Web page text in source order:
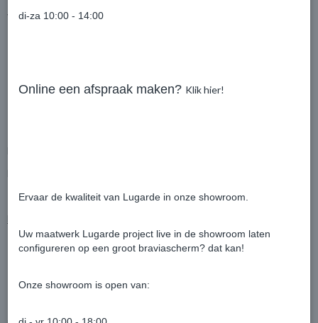
Voordelen inbegrepen in de prijs
Hoogwaardig vurenhout uit het noorden
Andere ramen en/of deuren, keuze uit uitgebreid assortiment
di-za 10:00 - 14:00
Online een afspraak maken? Klik hier!
Ervaar de kwaliteit van Lugarde in onze showroom.
Uw maatwerk Lugarde project live in de showroom laten
configureren op een groot braviascherm? dat kan!
Onze showroom is open van: